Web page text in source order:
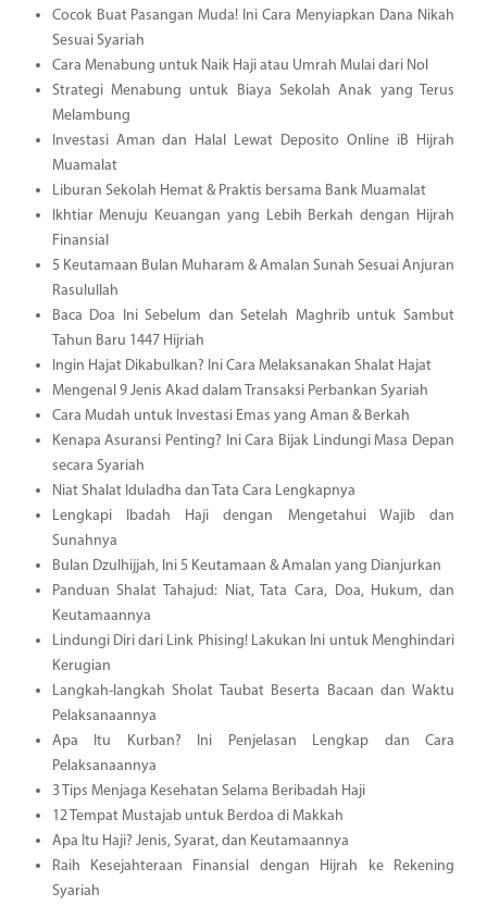
Cocok Buat Pasangan Muda! Ini Cara Menyiapkan Dana Nikah
Sesuai Syariah
Cara Menabung untuk Naik Haji atau Umrah Mulai dari Nol
Strategi Menabung untuk Biaya Sekolah Anak yang Terus
Melambung
Investasi Aman dan Halal Lewat Deposito Online iB Hijrah
Muamalat
Liburan Sekolah Hemat & Praktis bersama Bank Muamalat
Ikhtiar Menuju Keuangan yang Lebih Berkah dengan Hijrah
Finansial
5 Keutamaan Bulan Muharam & Amalan Sunah Sesuai Anjuran
Rasulullah
Baca Doa Ini Sebelum dan Setelah Maghrib untuk Sambut
Tahun Baru 1447 Hijriah
Ingin Hajat Dikabulkan? Ini Cara Melaksanakan Shalat Hajat
Mengenal 9 Jenis Akad dalam Transaksi Perbankan Syariah
Cara Mudah untuk Investasi Emas yang Aman & Berkah
Kenapa Asuransi Penting? Ini Cara Bijak Lindungi Masa Depan
secara Syariah
Niat Shalat Iduladha dan Tata Cara Lengkapnya
Lengkapi Ibadah Haji dengan Mengetahui Wajib dan
Sunahnya
Bulan Dzulhijjah, Ini 5 Keutamaan & Amalan yang Dianjurkan
Panduan Shalat Tahajud: Niat, Tata Cara, Doa, Hukum, dan
Keutamaannya
Lindungi Diri dari Link Phising! Lakukan Ini untuk Menghindari
Kerugian
Langkah-langkah Sholat Taubat Beserta Bacaan dan Waktu
Pelaksanaannya
Apa Itu Kurban? Ini Penjelasan Lengkap dan Cara
Pelaksanaannya
3 Tips Menjaga Kesehatan Selama Beribadah Haji
12 Tempat Mustajab untuk Berdoa di Makkah
Apa Itu Haji? Jenis, Syarat, dan Keutamaannya
Raih Kesejahteraan Finansial dengan Hijrah ke Rekening
Syariah